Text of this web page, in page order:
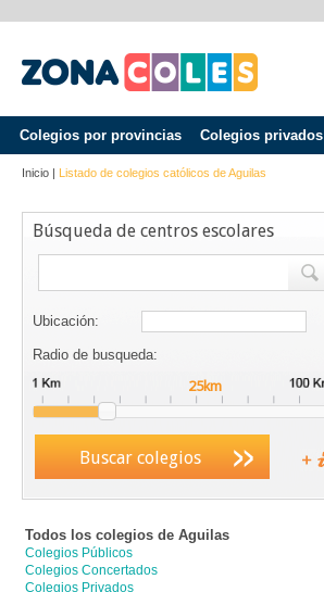
Colegios por provincias Colegios privados
Inicio | Listado de colegios católicos deAguilas
Búsqueda de centros escolares
Ubicación:
Radio de busqueda:
Buscar colegios
Todos los colegios de Aguilas
Colegios Públicos
Colegios Concertados
Colegios Privados